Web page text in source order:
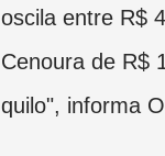
oscila entre R$
Cenoura de R$
quilo", informa